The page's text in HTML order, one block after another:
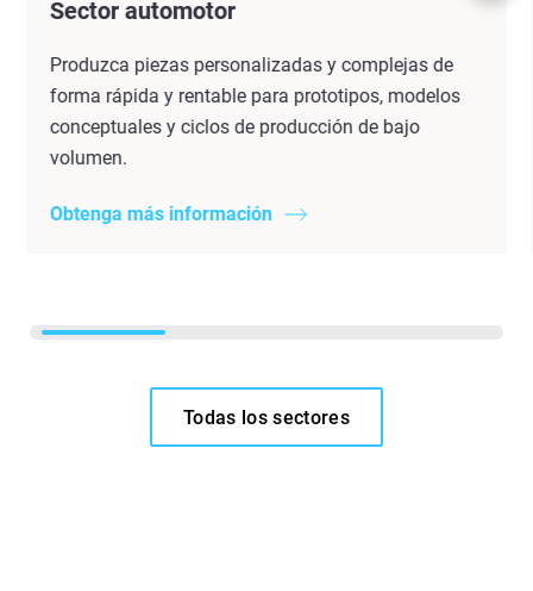
Sector automotor
Produzca piezas personalizadas y complejas de
forma rápida y rentable para prototipos, modelos
conceptuales y ciclos de producción de bajo
volumen.
Obtenga más información
Todas los sectores